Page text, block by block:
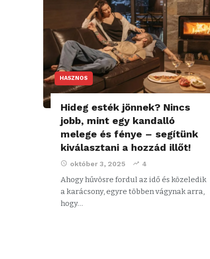
HASZNOS
Hideg esték jönnek? Nincs
jobb, mint egy kandalló
melege és fénye – segítünk
kiválasztani a hozzád illőt!
október 3, 2025 4
Ahogy hűvösre fordul az idő és közeledik
a karácsony, egyre többen vágynak arra,
hogy…